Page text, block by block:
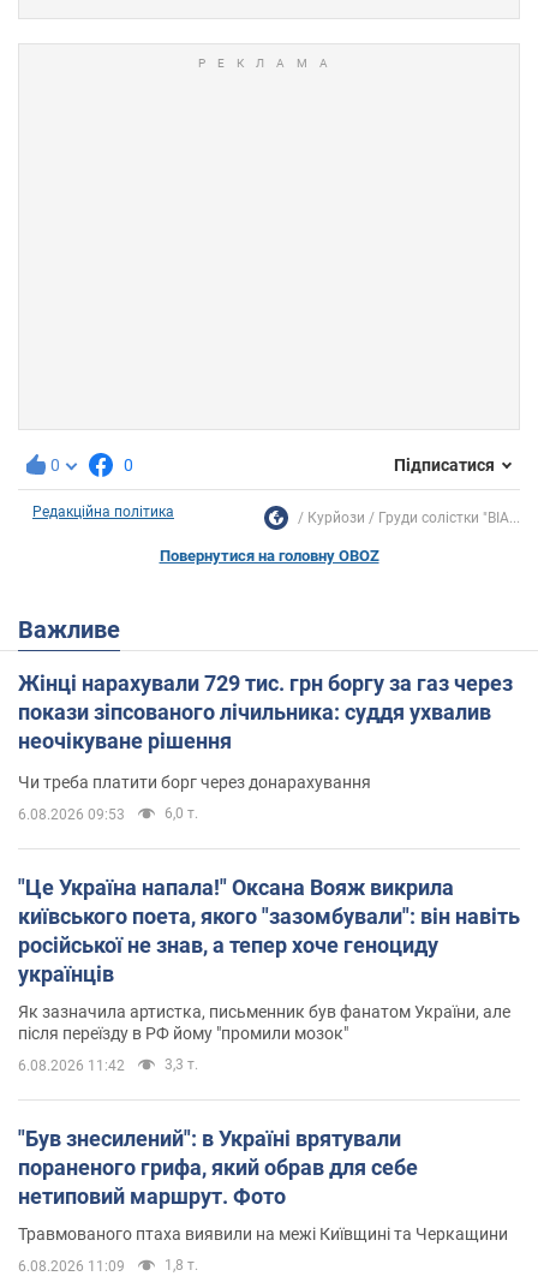
0 0 Підписатися
Редакційна політика Курйози Груди солістки "ВІА...
Повернутися на головну OBOZ
Важливе
Жінці нарахували 729 тис. грн боргу за газ через
покази зіпсованого лічильника: суддя ухвалив
неочікуване рішення
Чи треба платити борг через донарахування
6.08.2026 09:53 6,0 т.
"Це Україна напала!" Оксана Вояж викрила
київського поета, якого "зазомбували": він навіть
російської не знав, а тепер хоче геноциду
українців
Як зазначила артистка, письменник був фанатом України, але
після переїзду в РФ йому "промили мозок"
6.08.2026 11:42 3,3 т.
"Був знесилений": в Україні врятували
пораненого грифа, який обрав для себе
нетиповий маршрут. Фото
Травмованого птаха виявили на межі Київщині та Черкащини
6.08.2026 11:09 1,8 т.